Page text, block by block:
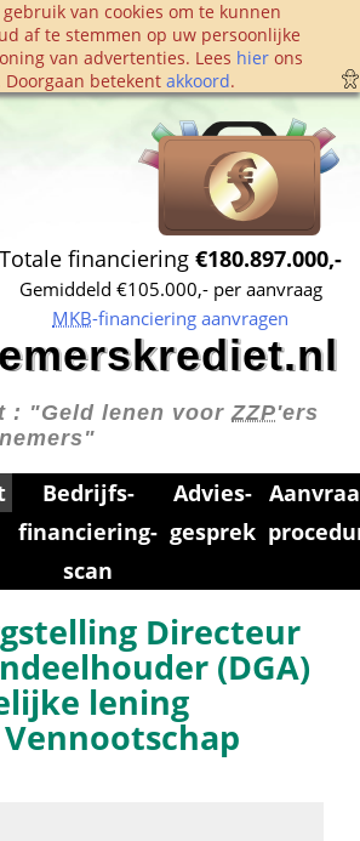
van cookies om te kunnen
af te stemmen op uw persoonlijke
van advertenties. Lees hier ons
betekent akkoord.
Totale financiering €180.897.000,-
Gemiddeld €105.000,- per aanvraag
MKB-financiering aanvragen
: "Geld lenen voor ZZP'ers
Bedrijfs­
financiering­
scan
Advies­
gesprek
Directeur
(DGA)
lening